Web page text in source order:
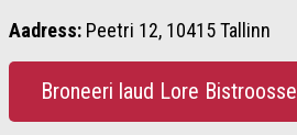
Aadress: Peetri 12, 10415 Tallinn
Broneeri laud Lore Bistroosse